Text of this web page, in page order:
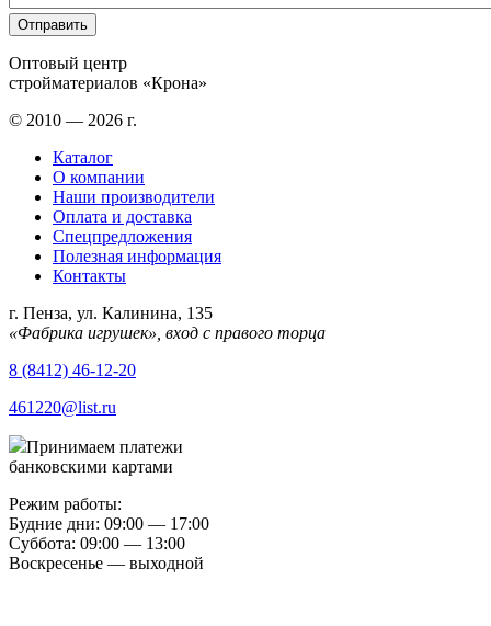
Оптовый центр
стройматериалов «Крона»
© 2010 — 2026 г.
Каталог
О компании
Наши производители
Оплата и доставка
Спецпредложения
Полезная информация
Контакты
г. Пенза, ул. Калинина, 135
«Фабрика игрушек», вход с правого торца
8 (8412) 46-12-20
461220@list.ru
Принимаем платежи
банковскими картами
Режим работы:
Будние дни: 09:00 — 17:00
Суббота: 09:00 — 13:00
Воскресенье — выходной